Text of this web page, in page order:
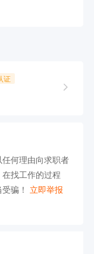
证
何理由向求职者
找工作的过程
骗！ 立即举报